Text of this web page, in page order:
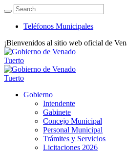
Teléfonos Municipales
¡Bienvenidos al sitio web oficial de
Gobierno
Intendente
Gabinete
Concejo Municipal
Personal Municipal
Trámites y Servicios
Licitaciones 2026